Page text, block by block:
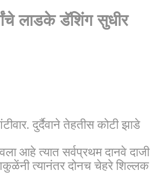
लाडके डॅशिंग सुधीर
दुर्दैवाने तेहतीस कोटी झाडे
आहे त्यात सर्वप्रथम दानवे दाजी
त्यानंतर दोनच चेहरे शिल्लक